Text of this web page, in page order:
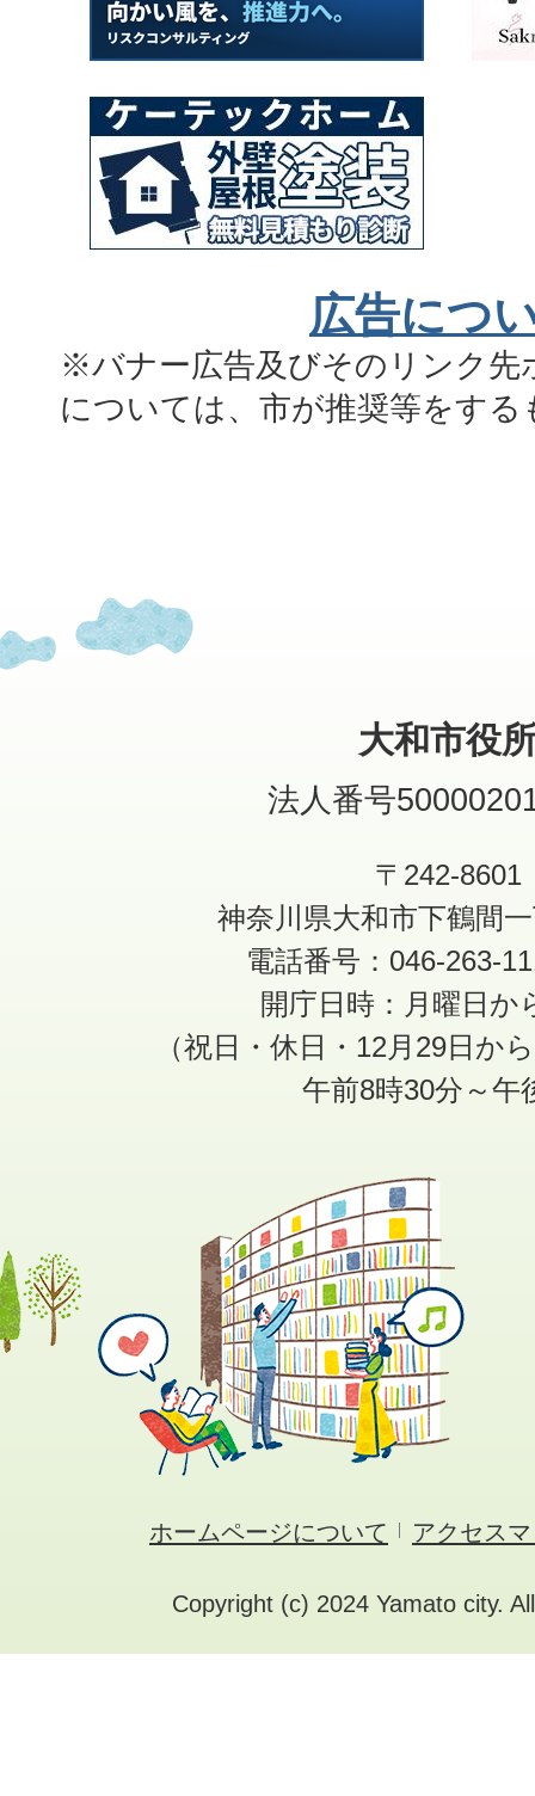
広告につ
※バナー広告及びそのリンク先
については、市が推奨等をす
大和市役
法人番号
〒242-8601
神奈川県大和市下鶴間
電話番号：046-263-
開庁日時：月曜日か
（祝日・休日・12月29日か
午前8時30分～午
ホームページについて アクセス
Copyright (c) 2024 Yamato city.